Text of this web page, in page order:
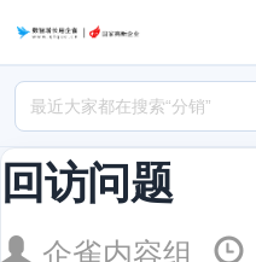
回访问题
企雀内容组